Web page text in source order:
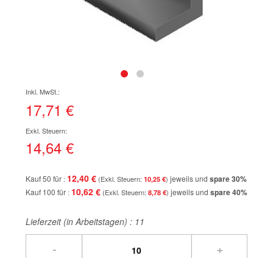
der
Bildgalerie
17,71 €
14,64 €
Kauf 50 für 12,40 € 10,25 € jeweils und spare30%
Kauf 100 für 10,62 € 8,78 € jeweils und spare40%
Lieferzeit (in Arbeitstagen) : 11
- +